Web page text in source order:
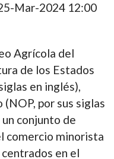
Mar-2024 12:00
Agrícola del
de los Estados
en inglés),
por sus siglas
conjunto de
comercio minorista
en el